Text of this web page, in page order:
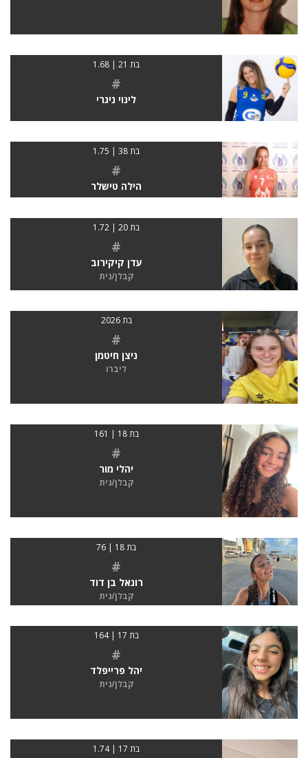
בת 21 | 1.68
#
לינוי ניגרי
בת 38 | 1.75
#
הילה טישלר
בת 20 | 1.72
#
עדן קיקירוב
קבלן/נית
בת 2026
#
ניצן חיטמן
ליברו
בת 18 | 161
#
יהלי מור
קבלן/נית
בת 18 | 76
#
רונאל בן דוד
קבלן/נית
בת 17 | 164
#
יהל פרייפלד
קבלן/נית
בת 17 | 1.74